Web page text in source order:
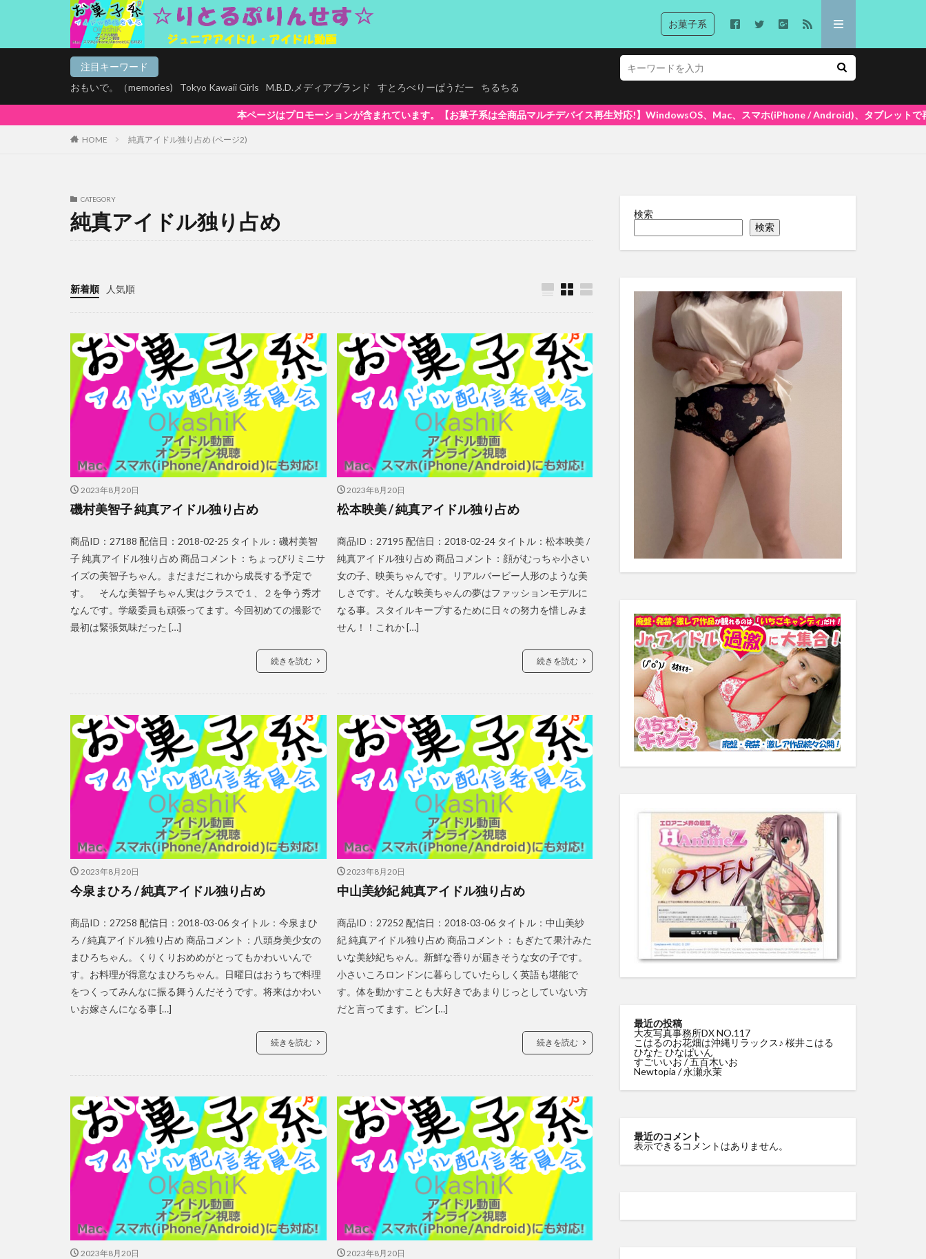
お菓子系
注目キーワード
おもいで。（memories)
Tokyo Kawaii Girls M.B.D.メディアブランド すとろべりーぱうだー ちるちる
本ページはプロモーションが含まれています。【お菓子系は全商品マルチデバイス再生対応!】WindowsOS、Mac、スマホ(iPhone / Android)、タブレットで再生できます! 大好評ポイン
HOME 純真アイドル独り占め (ページ2)
CATEGORY
純真アイドル独り占め
新着順 人気順
2023年8月20日
磯村美智子 純真アイドル独り占め
商品ID：27188 配信日：2018-02-25 タイトル：磯村美智
子 純真アイドル独り占め 商品コメント：ちょっぴりミニサ
イズの美智子ちゃん。まだまだこれから成長する予定で
す。 そんな美智子ちゃん実はクラスで１、２を争う秀才
なんです。学級委員も頑張ってます。今回初めての撮影で
最初は緊張気味だった […]
続きを読む
2023年8月20日
松本映美 / 純真アイドル独り占め
商品ID：27195 配信日：2018-02-24 タイトル：松本映美 /
純真アイドル独り占め 商品コメント：顔がむっちゃ小さい
女の子、映美ちゃんです。リアルバービー人形のような美
しさです。そんな映美ちゃんの夢はファッションモデルに
なる事。スタイルキープするために日々の努力を惜しみま
せん！！これか […]
続きを読む
2023年8月20日
今泉まひろ / 純真アイドル独り占め
商品ID：27258 配信日：2018-03-06 タイトル：今泉まひ
ろ / 純真アイドル独り占め 商品コメント：八頭身美少女の
まひろちゃん。くりくりおめめがとってもかわいいんで
す。お料理が得意なまひろちゃん。日曜日はおうちで料理
をつくってみんなに振る舞うんだそうです。将来はかわい
いお嫁さんになる事 […]
続きを読む
2023年8月20日
中山美紗紀 純真アイドル独り占め
商品ID：27252 配信日：2018-03-06 タイトル：中山美紗
紀 純真アイドル独り占め 商品コメント：もぎたて果汁みた
いな美紗紀ちゃん。新鮮な香りが届きそうな女の子です。
小さいころロンドンに暮らしていたらしく英語も堪能で
す。体を動かすことも大好きであまりじっとしていない方
だと言ってます。ピン […]
続きを読む
2023年8月20日 2023年8月20日
検索
検索
最近の投稿
大友写真事務所DX NO.117
こはるのお花畑は沖縄リラックス♪ 桜井こはる
ひなた ひなぱいん
すごいいお / 五百木いお
Newtopia / 永瀬永茉
最近のコメント
表示できるコメントはありません。